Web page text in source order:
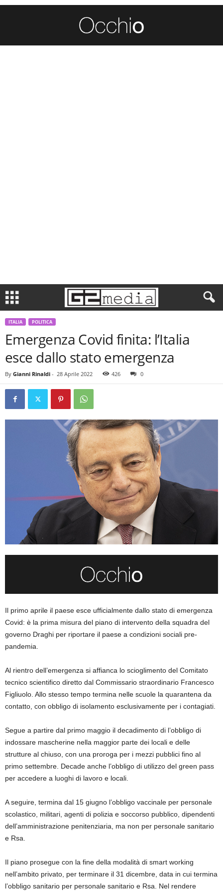
ITALIA POLITICA
Emergenza Covid finita: l’Italia
esce dallo stato emergenza
By Gianni Rinaldi - 28 Aprile 2022 426 0
Il primo aprile il paese esce ufficialmente dallo stato di emergenza
Covid: è la prima misura del piano di intervento della squadra del
governo Draghi per riportare il paese a condizioni sociali pre-
pandemia.
Al rientro dell’emergenza si affianca lo scioglimento del Comitato
tecnico scientifico diretto dal Commissario straordinario Francesco
Figliuolo. Allo stesso tempo termina nelle scuole la quarantena da
contatto, con obbligo di isolamento esclusivamente per i contagiati.
Segue a partire dal primo maggio il decadimento di l’obbligo di
indossare mascherine nella maggior parte dei locali e delle
strutture al chiuso, con una proroga per i mezzi pubblici fino al
primo settembre. Decade anche l’obbligo di utilizzo del green pass
per accedere a luoghi di lavoro e locali.
A seguire, termina dal 15 giugno l’obbligo vaccinale per personale
scolastico, militari, agenti di polizia e soccorso pubblico, dipendenti
dell’amministrazione penitenziaria, ma non per personale sanitario
e Rsa.
Il piano prosegue con la fine della modalità di smart working
nell’ambito privato, per terminare il 31 dicembre, data in cui termina
l’obbligo sanitario per personale sanitario e Rsa. Nel rendere